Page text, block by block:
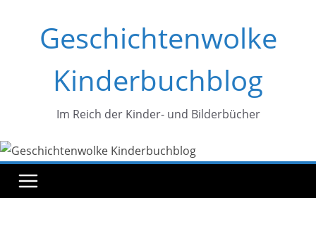
springenGeschichtenwolke
Kinderbuchblog
Im Reich der Kinder- und Bilderbücher